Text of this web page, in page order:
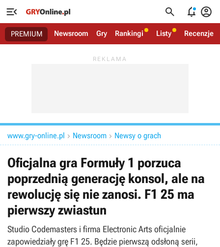
   
PREMIUM Newsroom Gry Rankingi Listy Recenzje
www.gry-online.pl  Newsroom  Newsy o grach
Oficjalna gra Formuły 1 porzuca
poprzednią generację konsol, ale na
rewolucję się nie zanosi. F1 25 ma
pierwszy zwiastun
Studio Codemasters i firma Electronic Arts oficjalnie
zapowiedziały grę F1 25. Będzie pierwszą odsłoną serii,